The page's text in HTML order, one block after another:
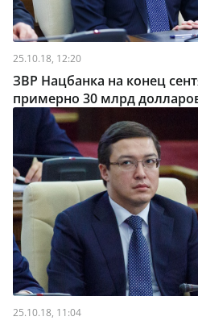
25.10.18, 12:20
ЗВР Нацбанка на конец
примерно 30 млрд
25.10.18, 11:04